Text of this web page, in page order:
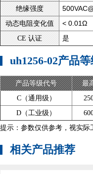
绝缘强度
动态电阻变化值 < 0.01Ω
CE 认证 是
uh1256-02产品
产品等级代号 最
C（通用级）
D（工业级）
提示：参数仅供参考，视实际
相关产品推荐